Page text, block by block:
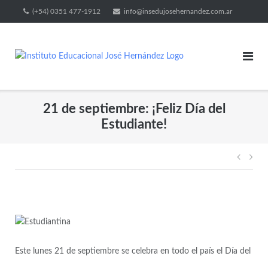
(+54) 0351 477-1912 info@insedujosehernandez.com.ar
21 de septiembre: ¡Feliz Día del
Estudiante!
Este lunes 21 de septiembre se celebra en todo el país el Día del